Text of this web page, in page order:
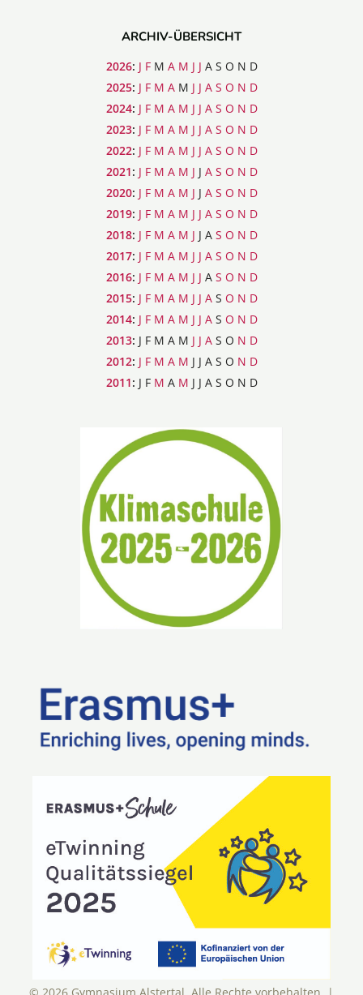
ARCHIV-ÜBERSICHT
2026: J F M A M J J A S O N D
2025: J F M A M J J A S O N D
2024: J F M A M J J A S O N D
2023: J F M A M J J A S O N D
2022: J F M A M J J A S O N D
2021: J F M A M J J A S O N D
2020: J F M A M J J A S O N D
2019: J F M A M J J A S O N D
2018: J F M A M J J A S O N D
2017: J F M A M J J A S O N D
2016: J F M A M J J A S O N D
2015: J F M A M J J A S O N D
2014: J F M A M J J A S O N D
2013: J F M A M J J A S O N D
2012: J F M A M J J A S O N D
2011: J F M A M J J A S O N D
© 2026 Gymnasium Alstertal. Alle Rechte vorbehalten. |